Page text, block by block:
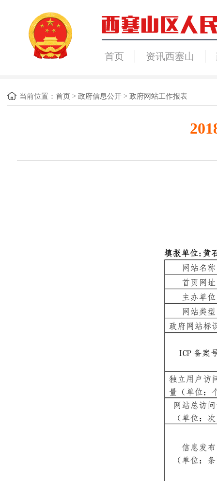
首页 资讯西塞山
当前位置： 首页 > 政府信息公开 > 政府网站工作报表